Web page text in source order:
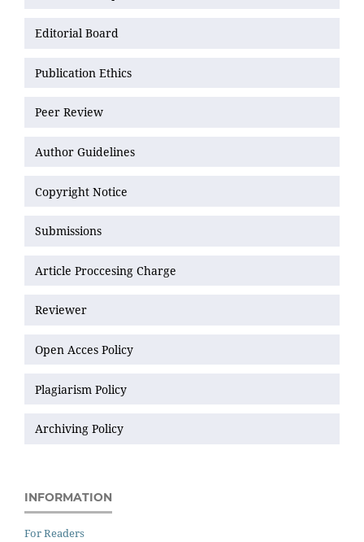
Editorial Board
Publication Ethics
Peer Review
Author Guidelines
Copyright Notice
Submissions
Article Proccesing Charge
Reviewer
Open Acces Policy
Plagiarism Policy
Archiving Policy
INFORMATION
For Readers